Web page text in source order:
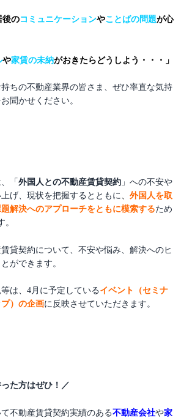
後のコミュニケーションやことばの問題が心
や家賃の未納がおきたらどうしよう・・・」
ちの不動産業界の皆さま、ぜひ率直な気持
聞かせください。
「 外国人との不動産賃貸契約 」への不安や
げ、現状を把握するとともに、 外国人を取
解決へのアプローチをともに模索するため
。
貸契約について、不安や悩み、解決へのヒ
ができます。
は、4月に予定している イベント（セミナ
）の企画に反映させていただきます。
た方はぜひ！／
不動産賃貸契約実績のある不動産会社や家